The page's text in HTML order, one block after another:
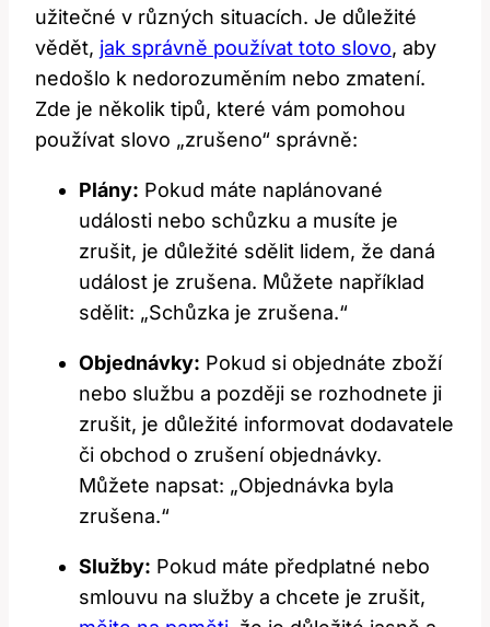
užitečné v různých situacích. Je důležité
vědět, jak správně používat toto slovo, aby
nedošlo k nedorozuměním nebo zmatení.
Zde je několik tipů, které vám pomohou
používat slovo „zrušeno“ správně:
Plány: Pokud máte naplánované
události nebo schůzku a musíte je
zrušit, je důležité sdělit lidem, že daná
událost je zrušena. Můžete například
sdělit: „Schůzka je zrušena.“
Objednávky: Pokud si objednáte zboží
nebo službu a později se rozhodnete ji
zrušit, je důležité informovat dodavatele
či obchod o zrušení objednávky.
Můžete napsat: „Objednávka byla
zrušena.“
Služby: Pokud máte předplatné nebo
smlouvu na služby a chcete je zrušit,